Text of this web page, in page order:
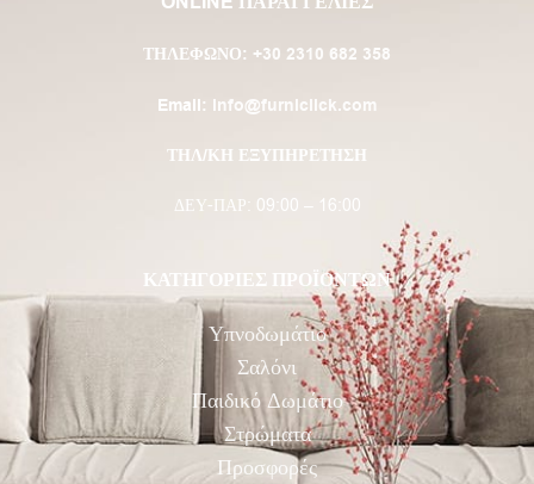
ΤΗΛΈΦΩΝΟ: +30 2310 682 358
Email: info@furniclick.com
ΤΗΛ/ΚΗ ΕΞΥΠΗΡΕΤΗΣΗ
ΔΕΥ-ΠΑΡ: 09:00 – 16:00
ΚΑΤΗΓΟΡΙΕΣ ΠΡΟΪΟΝΤΩΝ
Υπνοδωμάτιο
Σαλόνι
Παιδικό Δωμάτιο
Στρώματα
Προσφορές